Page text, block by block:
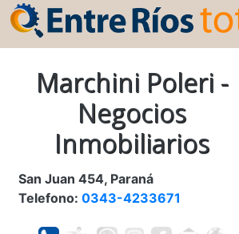
Marchini Poleri -
Negocios
Inmobiliarios
San Juan 454, Paraná
Telefono: 0343-4233671